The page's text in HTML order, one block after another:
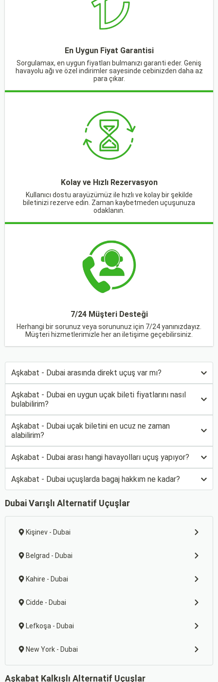
En Uygun Fiyat Garantisi
Sorgulamax, en uygun fiyatları bulmanızı garanti eder. Geniş
havayolu ağı ve özel indirimler sayesinde cebinizden daha az
para çıkar.
Kolay ve Hızlı Rezervasyon
Kullanıcı dostu arayüzümüz ile hızlı ve kolay bir şekilde
biletinizi rezerve edin. Zaman kaybetmeden uçuşunuza
odaklanın.
7/24 Müşteri Desteği
Herhangi bir sorunuz veya sorununuz için 7/24 yanınızdayız.
Müşteri hizmetlerimizle her an iletişime geçebilirsiniz.
Aşkabat - Dubai arasında direkt uçuş var mı?
Aşkabat - Dubai en uygun uçak bileti fiyatlarını nasıl
bulabilirim?
Aşkabat - Dubai uçak biletini en ucuz ne zaman
alabilirim?
Aşkabat - Dubai arası hangi havayolları uçuş yapıyor?
Aşkabat - Dubai uçuşlarda bagaj hakkım ne kadar?
Dubai Varışlı Alternatif Uçuşlar
Kişinev - Dubai
Belgrad - Dubai
Kahire - Dubai
Cidde - Dubai
Lefkoşa - Dubai
New York - Dubai
Aşkabat Kalkışlı Alternatif Uçuşlar